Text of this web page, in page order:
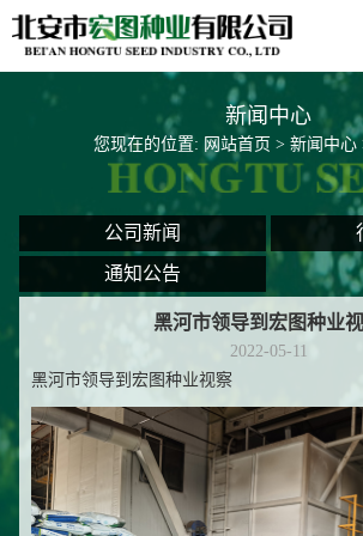
新闻中心
您现在的位置: 网站首页 > 新闻中心
公司新闻
通知公告
黑河市领导到宏图种业
2022-05-11
黑河市领导到宏图种业视察